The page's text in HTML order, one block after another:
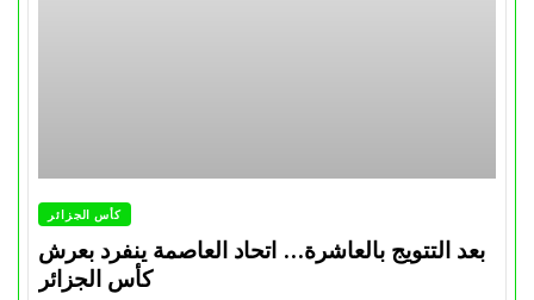
كأس الجزائر
بعد التتويج بالعاشرة… اتحاد العاصمة ينفرد بعرش
كأس الجزائر